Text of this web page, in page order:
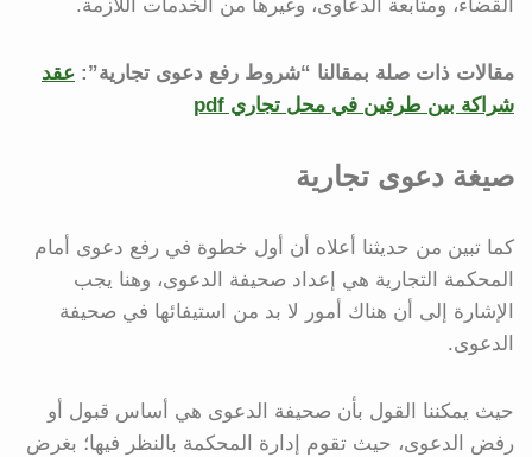
القضاء، ومتابعة الدعاوى، وغيرها من الخدمات اللازمة.
مقالات ذات صلة بمقالنا “شروط رفع دعوى تجارية”: عقد
شراكة بين طرفين في محل تجاري pdf
صيغة دعوى تجارية
كما تبين من حديثنا أعلاه أن أول خطوة في رفع دعوى أمام
المحكمة التجارية هي إعداد صحيفة الدعوى، وهنا يجب
الإشارة إلى أن هناك أمور لا بد من استيفائها في صحيفة
الدعوى.
حيث يمكننا القول بأن صحيفة الدعوى هي أساس قبول أو
رفض الدعوى، حيث تقوم إدارة المحكمة بالنظر فيها؛ بغرض